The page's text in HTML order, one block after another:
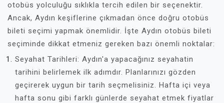
otobüs yolculuğu sıklıkla tercih edilen bir seçenektir.
Ancak, Aydın keşiflerine çıkmadan önce doğru otobüs
bileti seçimi yapmak önemlidir. İşte Aydın otobüs bileti
seçiminde dikkat etmeniz gereken bazı önemli noktalar:
Seyahat Tarihleri: Aydın'a yapacağınız seyahatin
tarihini belirlemek ilk adımdır. Planlarınızı gözden
geçirerek uygun bir tarih seçmelisiniz. Hafta içi veya
hafta sonu gibi farklı günlerde seyahat etmek fiyatlar